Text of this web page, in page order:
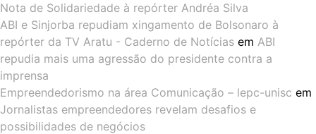
Nota de Solidariedade à repórter Andréa Silva
ABI e Sinjorba repudiam xingamento de Bolsonaro à
repórter da TV Aratu - Caderno de Notícias em ABI
repudia mais uma agressão do presidente contra a
imprensa
Empreendedorismo na área Comunicação – lepc-unisc em
Jornalistas empreendedores revelam desafios e
possibilidades de negócios